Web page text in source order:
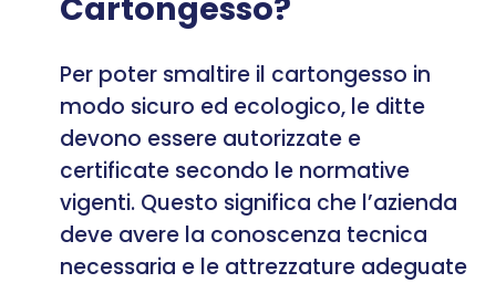
Per poter smaltire il cartongesso in
modo sicuro ed ecologico, le ditte
devono essere autorizzate e
certificate secondo le normative
vigenti. Questo significa che l’azienda
deve avere la conoscenza tecnica
necessaria e le attrezzature adeguate